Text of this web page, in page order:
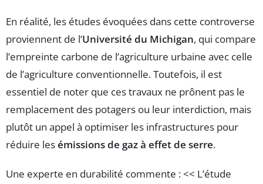
En réalité, les études évoquées dans cette controverse
proviennent de l’Université du Michigan, qui compare
l’empreinte carbone de l’agriculture urbaine avec celle
de l’agriculture conventionnelle. Toutefois, il est
essentiel de noter que ces travaux ne prônent pas le
remplacement des potagers ou leur interdiction, mais
plutôt un appel à optimiser les infrastructures pour
réduire lesémissions de gaz à effet de serre.
Une experte en durabilité commente : << L’étude